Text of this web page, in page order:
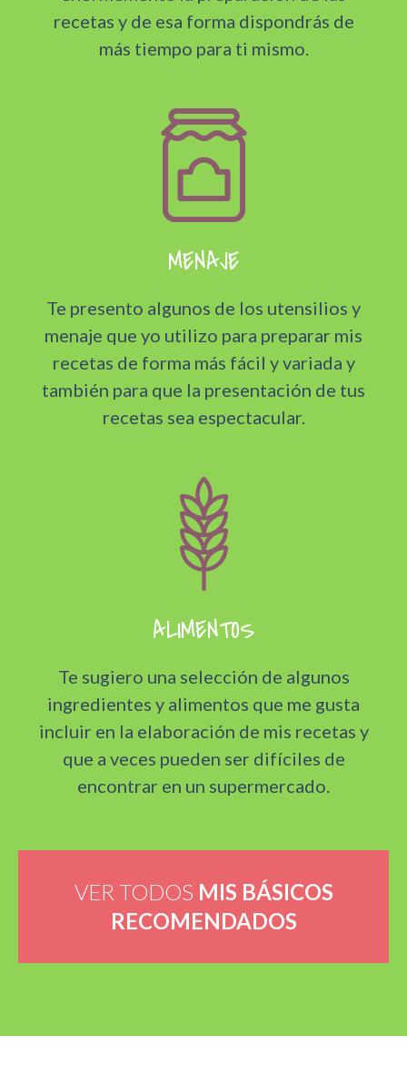
recetas y de esa forma dispondrás de
más tiempo para ti mismo.
MENAJE
Te presento algunos de los utensilios y
menaje que yo utilizo para preparar mis
recetas de forma más fácil y variada y
también para que la presentación de tus
recetas sea espectacular.
ALIMENTOS
Te sugiero una selección de algunos
ingredientes y alimentos que me gusta
incluir en la elaboración de mis recetas y
que a veces pueden ser difíciles de
encontrar en un supermercado.
VER TODOS MIS BÁSICOS
RECOMENDADOS